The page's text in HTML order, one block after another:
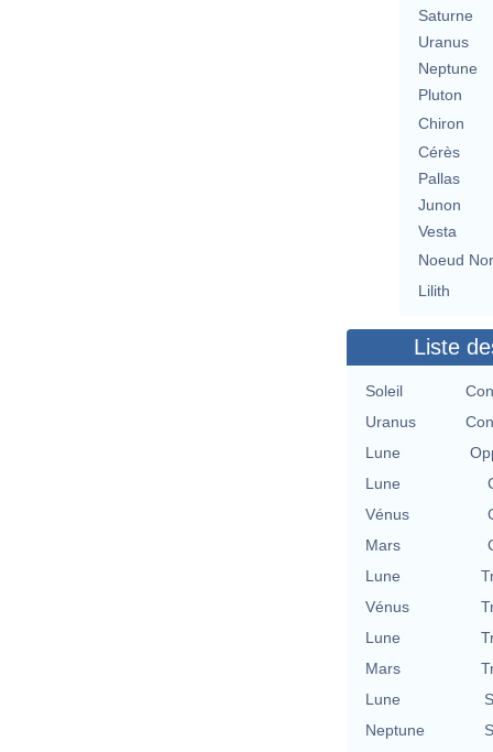
Saturne
Uranus
Neptune
Pluton
Chiron
Cérès
Pallas
Junon
Vesta
Noeud
Lilith
Liste
Soleil
Uranus
Lune
Lune
Vénus
Mars
Lune
Vénus
Lune
Mars
Lune
Neptune